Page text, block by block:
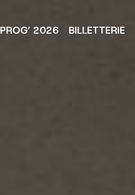
PROG’ 2026 BILLETTERIE